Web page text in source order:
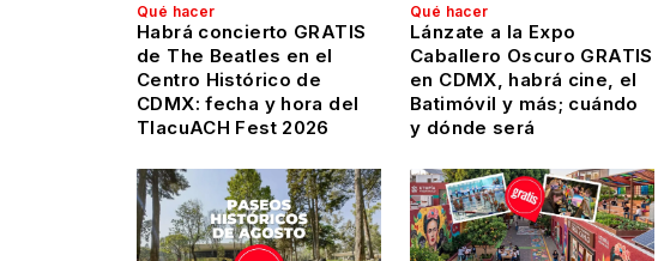
Qué hacer
Habrá concierto GRATIS
de The Beatles en el
Centro Histórico de
CDMX: fecha y hora del
TlacuACH Fest 2026
Qué hacer
Lánzate a la Expo
Caballero Oscuro GRATIS
en CDMX, habrá cine, el
Batimóvil y más; cuándo
y dónde será